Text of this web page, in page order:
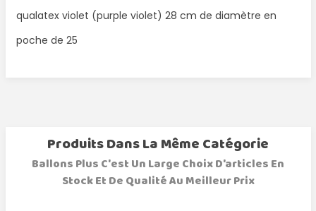
qualatex violet (purple violet) 28 cm de diamètre en
poche de 25
Produits Dans La Même Catégorie
Ballons Plus C'est Un Large Choix D'articles En
Stock Et De Qualité Au Meilleur Prix